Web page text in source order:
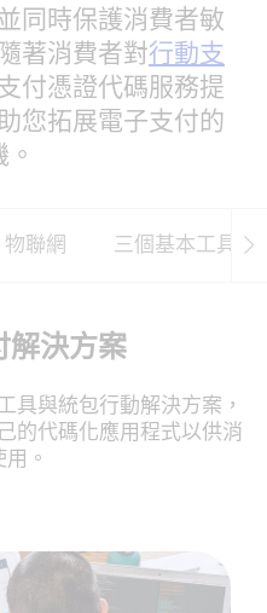
同時保護消費者敏
著消費者對行動支
付憑證代碼服務提
您拓展電子支付的
物聯網 三個基本工具
解決方案
具與統包行動解決方案，
的代碼化應用程式以供消
。